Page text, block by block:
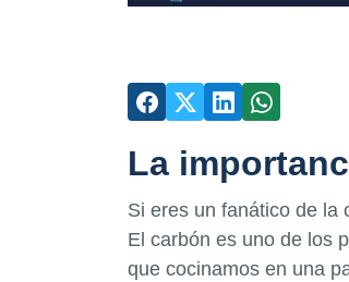
La
Si eres un fanático de la
El carbón es uno de los
que cocinamos en una